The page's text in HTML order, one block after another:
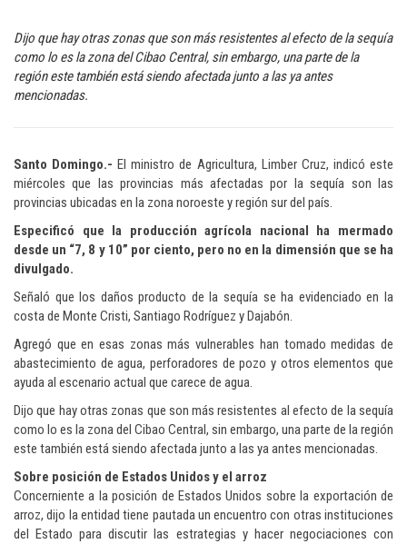
Dijo que hay otras zonas que son más resistentes al efecto de la sequía
como lo es la zona del Cibao Central, sin embargo, una parte de la
región este también está siendo afectada junto a las ya antes
mencionadas.
Santo Domingo.- El ministro de Agricultura, Limber Cruz, indicó este
miércoles que las provincias más afectadas por la sequía son las
provincias ubicadas en la zona noroeste y región sur del país.
Especificó que la producción agrícola nacional ha mermado
desde un “7, 8 y 10” por ciento, pero no en la dimensión que se ha
divulgado.
Señaló que los daños producto de la sequía se ha evidenciado en la
costa de Monte Cristi, Santiago Rodríguez y Dajabón.
Agregó que en esas zonas más vulnerables han tomado medidas de
abastecimiento de agua, perforadores de pozo y otros elementos que
ayuda al escenario actual que carece de agua.
Dijo que hay otras zonas que son más resistentes al efecto de la sequía
como lo es la zona del Cibao Central, sin embargo, una parte de la región
este también está siendo afectada junto a las ya antes mencionadas.
Sobre posición de Estados Unidos y el arroz
Concerniente a la posición de Estados Unidos sobre la exportación de
arroz, dijo la entidad tiene pautada un encuentro con otras instituciones
del Estado para discutir las estrategias y hacer negociaciones con